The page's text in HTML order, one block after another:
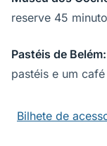
reserve 45
Pastéis de Belém:
pastéis e um
Bilhete de